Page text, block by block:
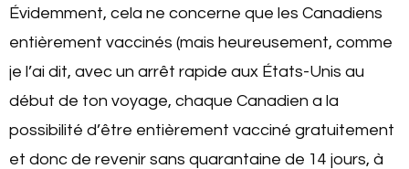
Évidemment, cela ne concerne que les Canadiens
entièrement vaccinés (mais heureusement, comme
je l’ai dit, avec un arrêt rapide aux États-Unis au
début de ton voyage, chaque Canadien a la
possibilité d’être entièrement vacciné gratuitement
et donc de revenir sans quarantaine de 14 jours, à